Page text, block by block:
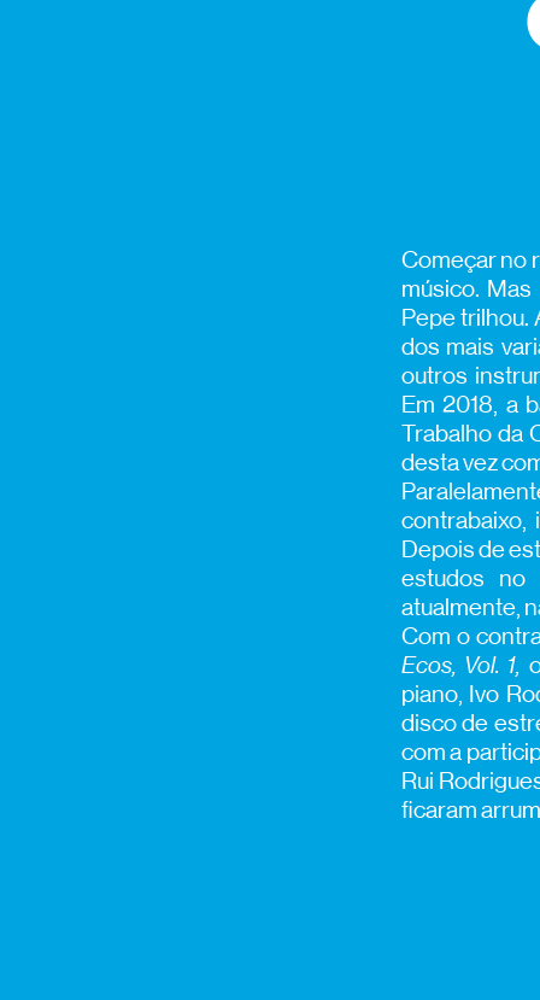
Começar no
músico.
Pepe trilhou.
dos mais
outros
Em 2018, a
Trabalho da
desta vez
contrabaixo,
Depois de
estudos no
atualmente,
Com o
Ecos, Vol. 1,
piano, Ivo
disco de
com a
Rui
ficaram